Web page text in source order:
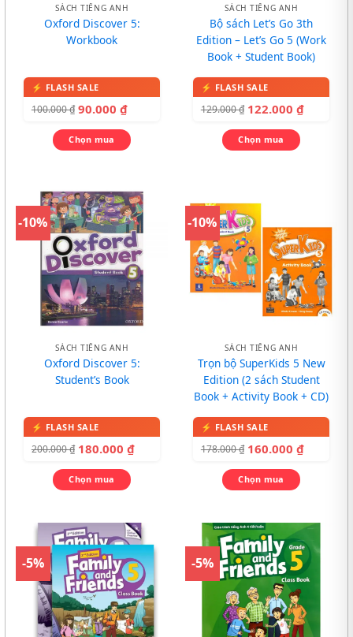
SÁCH TIẾNG ANH
Oxford Discover 5:
Workbook
100.000₫ 90.000 ₫
Chọn mua
SÁCH TIẾNG ANH
Bộ sách Let’s Go 3th
Edition – Let’s Go 5 (Work
Book + Student Book)
129.000₫ 122.000 ₫
Chọn mua
-10%
SÁCH TIẾNG ANH
Oxford Discover 5:
Student’s Book
200.000₫ 180.000 ₫
Chọn mua
-10%
SÁCH TIẾNG ANH
Trọn bộ SuperKids 5 New
Edition (2 sách Student
Book + Activity Book + CD)
178.000₫ 160.000 ₫
Chọn mua
-5% -5%